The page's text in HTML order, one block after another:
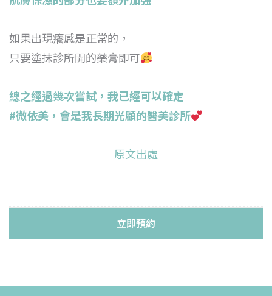
如果出現癢感是正常的，
只要塗抹診所開的藥膏即可
總之經過幾次嘗試，我已經可以確定
#微依美 ，會是我長期光顧的醫美診所
原文出處
立即預約